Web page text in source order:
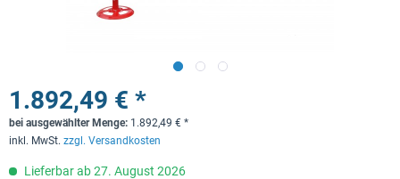
1.892,49 € *
bei ausgewählter Menge: 1.892,49 € *
inkl. MwSt. zzgl. Versandkosten
Lieferbar ab 27. August 2026